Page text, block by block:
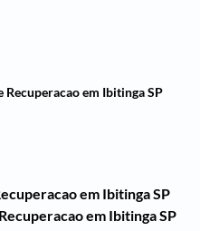
Recuperacao em Ibitinga SP
em Ibitinga SP
em Ibitinga SP